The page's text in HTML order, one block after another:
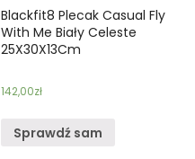
Blackfit8 Plecak Casual Fly
With Me Biały Celeste
25X30X13Cm
142,00zł
Sprawdź sam